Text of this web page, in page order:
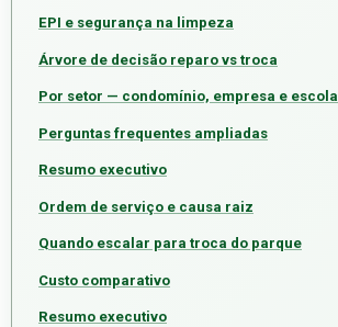
EPI e segurança na limpeza
Árvore de decisão reparo vs troca
Por setor — condomínio, empresa e escola
Perguntas frequentes ampliadas
Resumo executivo
Ordem de serviço e causa raiz
Quando escalar para troca do parque
Custo comparativo
Resumo executivo